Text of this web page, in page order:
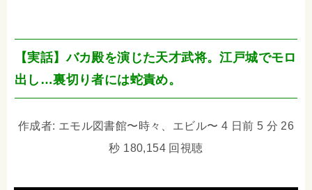
【実話】バカ殿を演じた天才武将。江戸城でモロ
出し…裏切り者には蛇責め。
作成者: エモル図書館〜時々、エビル〜 4 日前 5 分 26
秒 180,154 回視聴